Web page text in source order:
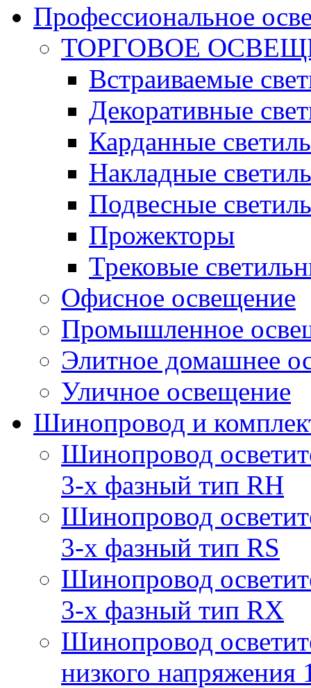
Профессиональное
ТОРГОВОЕ
Встраиваемые
Декоративные
Карданные
Накладные
Подвесные
Прожекторы
Трековые
Офисное освещение
Промышленное
Элитное домашнее
Уличное освещение
Шинопровод и
Шинопровод
3-х фазный тип RH
Шинопровод
3-х фазный тип RS
Шинопровод
3-х фазный тип RX
Шинопровод
низкого напряжения